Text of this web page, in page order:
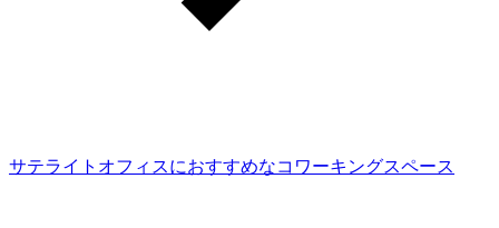
サテライトオフィスにおすすめなコワーキングスペース